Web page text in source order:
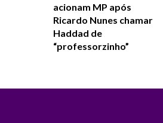
acionam MP após
Ricardo Nunes chamar
Haddad de
“professorzinho”